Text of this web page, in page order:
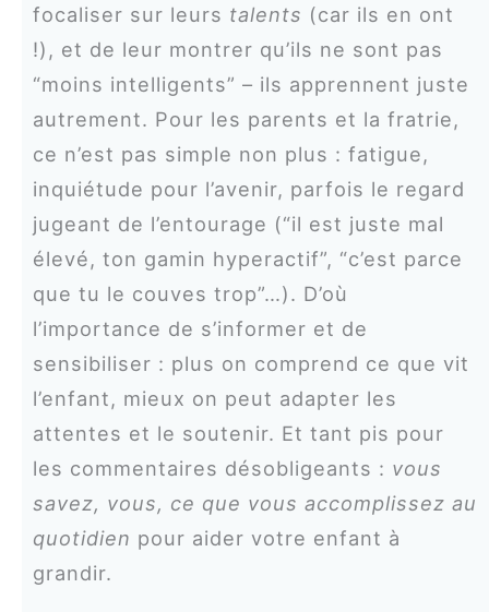
focaliser sur leurs talents (car ils en ont
!), et de leur montrer qu’ils ne sont pas
“moins intelligents” – ils apprennent juste
autrement. Pour les parents et la fratrie,
ce n’est pas simple non plus : fatigue,
inquiétude pour l’avenir, parfois le regard
jugeant de l’entourage (“il est juste mal
élevé, ton gamin hyperactif”, “c’est parce
que tu le couves trop”…). D’où
l’importance de s’informer et de
sensibiliser : plus on comprend ce que vit
l’enfant, mieux on peut adapter les
attentes et le soutenir. Et tant pis pour
les commentaires désobligeants : vous
savez, vous, ce que vous accomplissez au
quotidien pour aider votre enfant à
grandir.